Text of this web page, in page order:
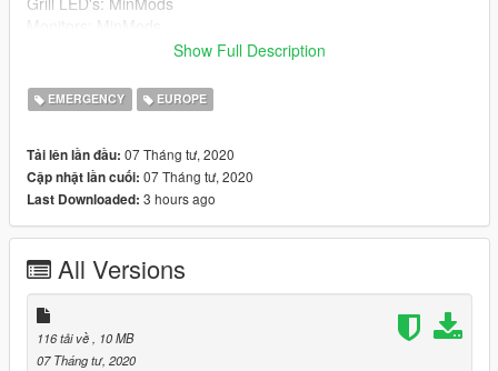
Cargo partition: tomcat8492 (GTA IV), convert to V: TopMods
Siren controller: Minmods
Police radio: Minmods
Antenna's: Sizzgames
Boot LED's: OfficerFive0
Broom in boot: Sizzgames
Fire extinguisher: Sizzgames
Cargo closet: Topmods, reskin by MinMods
Skin & textures: Knager
UPDATES: 1.1
Copyright logo+tekst weg gehaald bij het kenteken
Show Full Description
EMERGENCY EUROPE
Tải lên lần đầu: 07 Tháng tư, 2020
Cập nhật lần cuối: 07 Tháng tư, 2020
Last Downloaded: 3 hours ago
All Versions
116 tải về
, 10 MB
07 Tháng tư, 2020